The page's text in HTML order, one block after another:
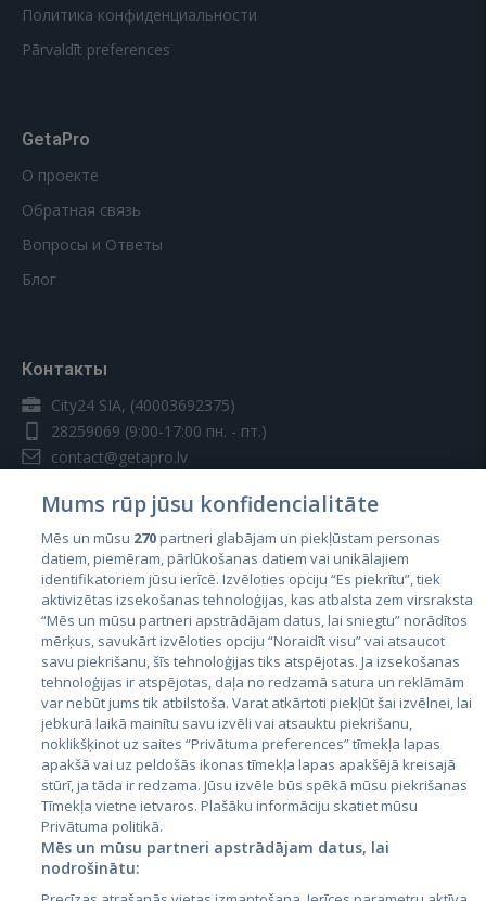
Политика конфиденциальности
Pārvaldīt preferences
GetaPro
О проекте
Обратная связь
Вопросы и Ответы
Блог
Контакты
City24 SIA, (40003692375)
28259069 (9:00-17:00 пн. - пт.)
contact@getapro.lv
Страны
Эстония
Латвия
Литва
City24.lv CVbankas.lt
Mums rūp jūsu konfidencialitāte
Mēs un mūsu 270partneri glabājam un piekļūstam personas
datiem, piemēram, pārlūkošanas datiem vai unikālajiem
identifikatoriem jūsu ierīcē. Izvēloties opciju “Es piekrītu”, tiek
aktivizētas izsekošanas tehnoloģijas, kas atbalsta zem virsraksta
“Mēs un mūsu partneri apstrādājam datus, lai sniegtu” norādītos
mērķus, savukārt izvēloties opciju “Noraidīt visu” vai atsaucot
savu piekrišanu, šīs tehnoloģijas tiks atspējotas. Ja izsekošanas
tehnoloģijas ir atspējotas, daļa no redzamā satura un reklāmām
var nebūt jums tik atbilstoša. Varat atkārtoti piekļūt šai izvēlnei, lai
jebkurā laikā mainītu savu izvēli vai atsauktu piekrišanu,
noklikšķinot uz saites “Privātuma preferences” tīmekļa lapas
apakšā vai uz peldošās ikonas tīmekļa lapas apakšējā kreisajā
stūrī, ja tāda ir redzama. Jūsu izvēle būs spēkā mūsu piekrišanas
Tīmekļa vietne ietvaros. Plašāku informāciju skatiet mūsu
Privātuma politikā.
Mēs un mūsu partneri apstrādājam datus, lai
nodrošinātu: